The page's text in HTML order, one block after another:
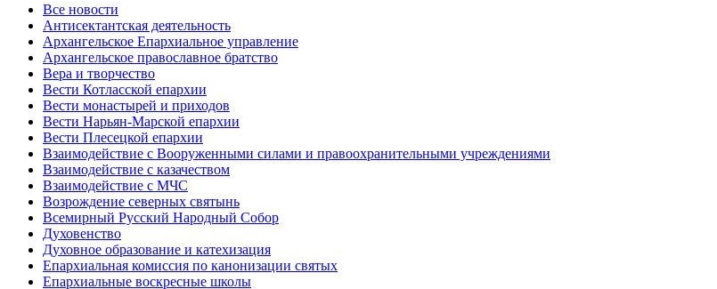
Все новости
Антисектантская деятельность
Архангельское Епархиальное управление
Архангельское православное братство
Вера и творчество
Вести Котласской епархии
Вести монастырей и приходов
Вести Нарьян-Марской епархии
Вести Плесецкой епархии
Взаимодействие с Вооруженными силами и правоохранительными учреждениями
Взаимодействие с казачеством
Взаимодействие с МЧС
Возрождение северных святынь
Всемирный Русский Народный Собор
Духовенство
Духовное образование и катехизация
Епархиальная комиссия по канонизации святых
Епархиальные воскресные школы